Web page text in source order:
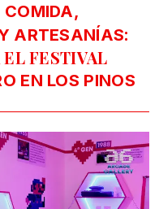
COMIDA,
ARTESANÍAS:
EL FESTIVAL
EN LOS PINOS